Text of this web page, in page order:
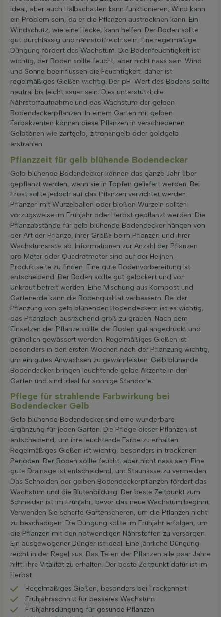
ideal, aber auch Halbschatten kann funktionieren. Wind kann
ein Problem sein, da er die Pflanzen austrocknen kann. Ein
Windschutz, wie eine Hecke, kann helfen. Der Boden sollte
gut durchlässig und nährstoffreich sein. Eine regelmäßige
Düngung fördert das Wachstum. Die Bodenfeuchtigkeit ist
wichtig; der Boden sollte feucht, aber nicht nass sein. Wind
und Sonne beeinflussen die Feuchtigkeit, daher ist
regelmäßiges Gießen wichtig. Der pH-Wert des Bodens sollte
neutral bis leicht sauer sein. Dies unterstützt die
Nährstoffaufnahme und das Wachstum der gelben
Bodendeckerpflanzen. In einem Garten mit gelben
Farbakzenten können diese Pflanzen in verschiedenen
Gelbtönen wie zartgelb, zitronengelb oder goldgelb
erstrahlen.
Pflanzzeit für gelb blühende Bodendecker
Gelb blühende Bodendecker können das ganze Jahr über
gepflanzt werden, wenn sie in Töpfen geliefert werden. Bei
Frost sollte jedoch auf das Pflanzen verzichtet werden.
Pflanzen mit Wurzelballen oder bloßen Wurzeln sollten
vorzugsweise im Frühjahr oder Herbst gepflanzt werden. Die
Pflanzabstände für gelb blühende Bodendecker hängen von
der Art der Pflanze, ihrer Größe beim Pflanzen und ihrer
Wachstumsrate ab. Informationen zur Anzahl der Pflanzen
pro Meter oder Quadratmeter sind auf der Heijnen-
Produktseite zu finden. Eine gute Bodenvorbereitung ist
entscheidend. Der Boden sollte gut gelockert und von
Unkraut befreit werden. Eine Mischung aus Kompost und
Gartenerde kann die Bodenqualität verbessern. Bei der
Pflanzung von gelb blühenden Bodendeckern ist es wichtig,
das Pflanzloch ausreichend groß zu graben. Nach dem
Einsetzen der Pflanze sollte der Boden gut angedrückt und
gründlich gewässert werden. Regelmäßiges Gießen ist
besonders in den ersten Wochen nach der Pflanzung wichtig,
um ein gutes Anwachsen zu gewährleisten. Gelb blühende
Bodendecker bringen leuchtende gelbe Akzente in den
Garten und sind ideal für sonnige Standorte.
Pflege für strahlende Farbwirkung bei
Bodendecker Gelb
Gelb blühende Bodendecker sind eine wunderbare
Ergänzung für jeden Garten. Die Pflege dieser Pflanzen ist
entscheidend, um ihre leuchtende Farbe zu erhalten.
Regelmäßiges Gießen ist wichtig, besonders in trockenen
Perioden. Der Boden sollte feucht, aber nicht nass sein. Eine
gute Drainage ist entscheidend, um Staunässe zu vermeiden.
Das Schneiden der gelben Bodendeckerpflanzen fördert das
Wachstum und die Blütenbildung. Der beste Zeitpunkt zum
Schneiden ist im Frühjahr, bevor das neue Wachstum beginnt.
Verwenden Sie scharfe Gartenscheren, um die Pflanzen nicht
zu beschädigen. Die Düngung sollte im Frühjahr erfolgen, um
die Pflanzen mit den notwendigen Nährstoffen zu versorgen.
Ein ausgewogener Dünger ist ideal. Eine jährliche Düngung
reicht in der Regel aus. Das Teilen der Pflanzen alle paar Jahre
hilft, ihre Vitalität zu erhalten. Der beste Zeitpunkt dafür ist im
Herbst.
Regelmäßiges Gießen, besonders bei Trockenheit
Frühjahrsschnitt für besseres Wachstum
Frühjahrsdüngung für gesunde Pflanzen